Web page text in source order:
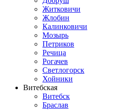
Житковичи
Жлобин
Калинковичи
Мозырь
Петриков
Речица
Рогачев
Светлогорск
Хойники
Витебская
Витебск
Браслав